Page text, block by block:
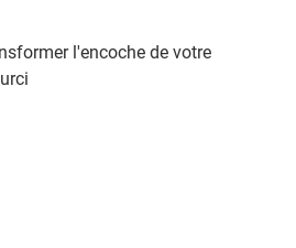
l'encoche de votre